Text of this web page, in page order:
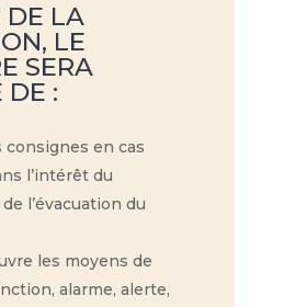
DE LA
LE
SERA
DE :
en cas
l’intérêt du
l’évacuation du
les moyens de
alarme, alerte,